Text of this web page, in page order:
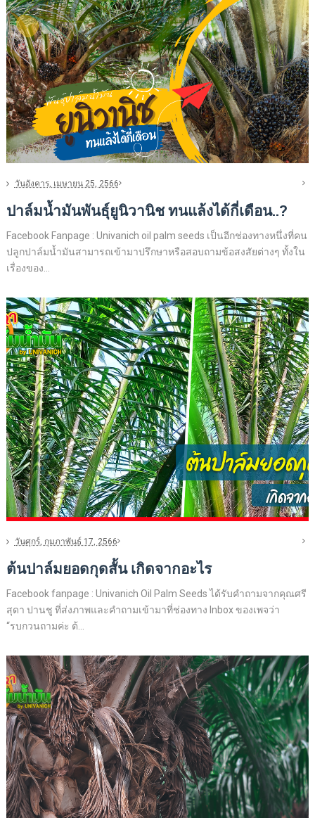
วันอังคาร, เมษายน 25, 2566
ปาล์มน้ำมันพันธุ์ยูนิวานิช ทนแล้งได้กี่เดือน..?
Facebook Fanpage : Univanich oil palm seeds เป็นอีกช่องทางหนึ่งที่คน
ปลูกปาล์มน้ำมันสามารถเข้ามาปรึกษาหรือสอบถามข้อสงสัยต่างๆ ทั้งใน
เรื่องของ...
วันศุกร์, กุมภาพันธ์ 17, 2566
ต้นปาล์มยอดกุดสั้น เกิดจากอะไร
Facebook fanpage : Univanich Oil Palm Seeds ได้รับคำถามจากคุณศรี
สุดา ปานชู ที่ส่งภาพและคำถามเข้ามาที่ช่องทาง Inbox ของเพจว่า
“รบกวนถามค่ะ ต้...